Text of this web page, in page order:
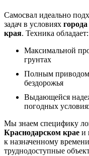
Самосвал идеально
задач в условиях
края. Техника обладает:
Максимальной
грунтах
Полным приводом
бездорожья
Выдающейся
погодных
Мы знаем специфику
Краснодарском крае и
к назначенному
труднодоступные